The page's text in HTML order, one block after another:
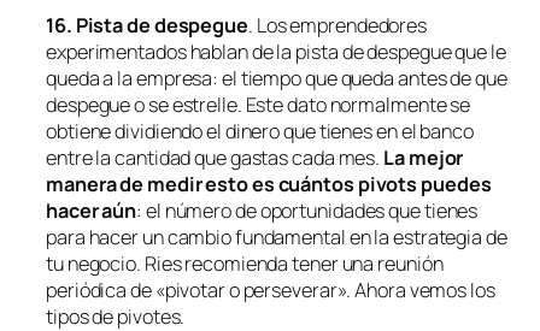
16. Pista de despegue. Los emprendedores
experimentados hablan de la pista de despegueque le
queda a la empresa: el tiempo que queda antes de que
despegue o se estrelle. Este dato normalmente se
obtiene dividiendo el dinero que tienes en el banco
entre la cantidad que gastas cada mes. La mejor
manera de medir esto es cuántos pivots puedes
hacer aún: el número de oportunidades que tienes
para hacer un cambio fundamental en la estrategia de
tu negocio. Ries recomienda tener una reunión
periódica de «pivotar o perseverar». Ahora vemos los
tipos de pivotes.